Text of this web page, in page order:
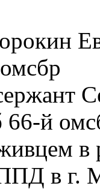
66-й
в
в г.